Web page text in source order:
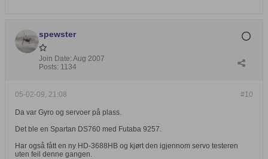
spewster
Join Date: Aug 2007
Posts: 1134
#10
05-02-09, 21:08
Da var Gyro og servoer på plass.
Det ble en Spartan DS760 med Futaba 9257.
Har også fått en ny HD-3688HB og kjørt den igjennom servo testeren
uten feil denne gangen.